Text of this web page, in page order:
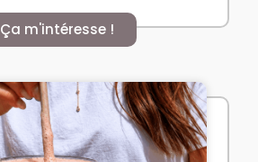
Ça m'intéresse !